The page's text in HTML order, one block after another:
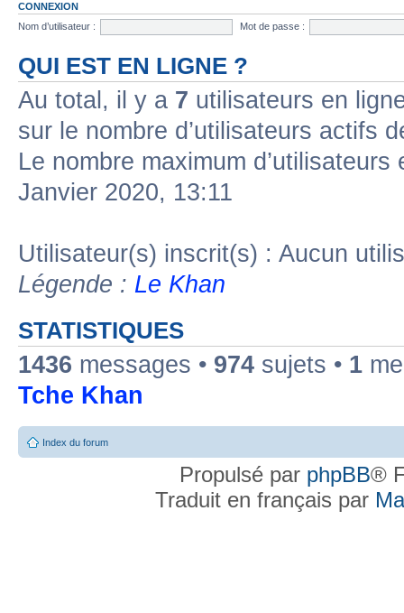
CONNEXION
Nom d’utilisateur :
Mot de passe :
QUI EST EN LIGNE ?
Au total, il y a 7 utilisateurs en
sur le nombre d’utilisateurs actifs
Le nombre maximum
Janvier 2020, 13:11
Utilisateur(s) inscrit(s) : Aucun
Légende : Le Khan
STATISTIQUES
1436 messages • 974 sujets • 1
Tche Khan
Index du forum
Propulsé par phpBB®
Traduit en français par